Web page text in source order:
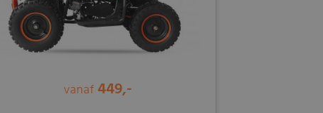
vanaf 449,-